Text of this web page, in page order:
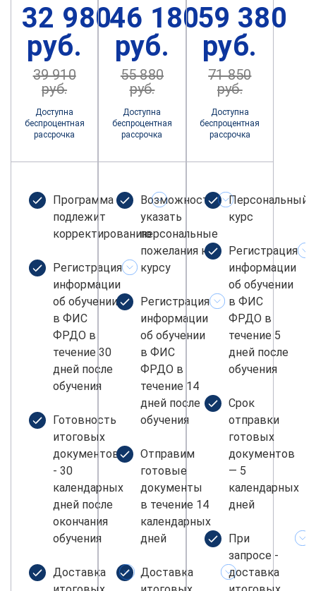
32 980
руб.
39 910
руб.
Доступна
беспроцентная
рассрочка
Программа не
подлежит
корректированию
Регистрация
информации
об обучении
в ФИС
ФРДО в
течение 30
дней после
обучения
Готовность
итоговых
документов
- 30
календарных
дней после
окончания
обучения
Доставка
46 180
руб.
55 880
руб.
Доступна
беспроцентная
рассрочка
Возможность
указать
персональные
пожелания к
курсу
Регистрация
информации
об обучении
в ФИС
ФРДО в
течение 14
дней после
обучения
Отправим
готовые
документы
в течение 14
календарных
дней
Доставка
59 380
руб.
71 850
руб.
Доступна
беспроцентная
рассрочка
Персональный
курс
Регистрация
информации
об обучении
в ФИС
ФРДО в
течение 5
дней после
обучения
Срок
отправки
готовых
документов
— 5
календарных
дней
При
запросе -
доставка